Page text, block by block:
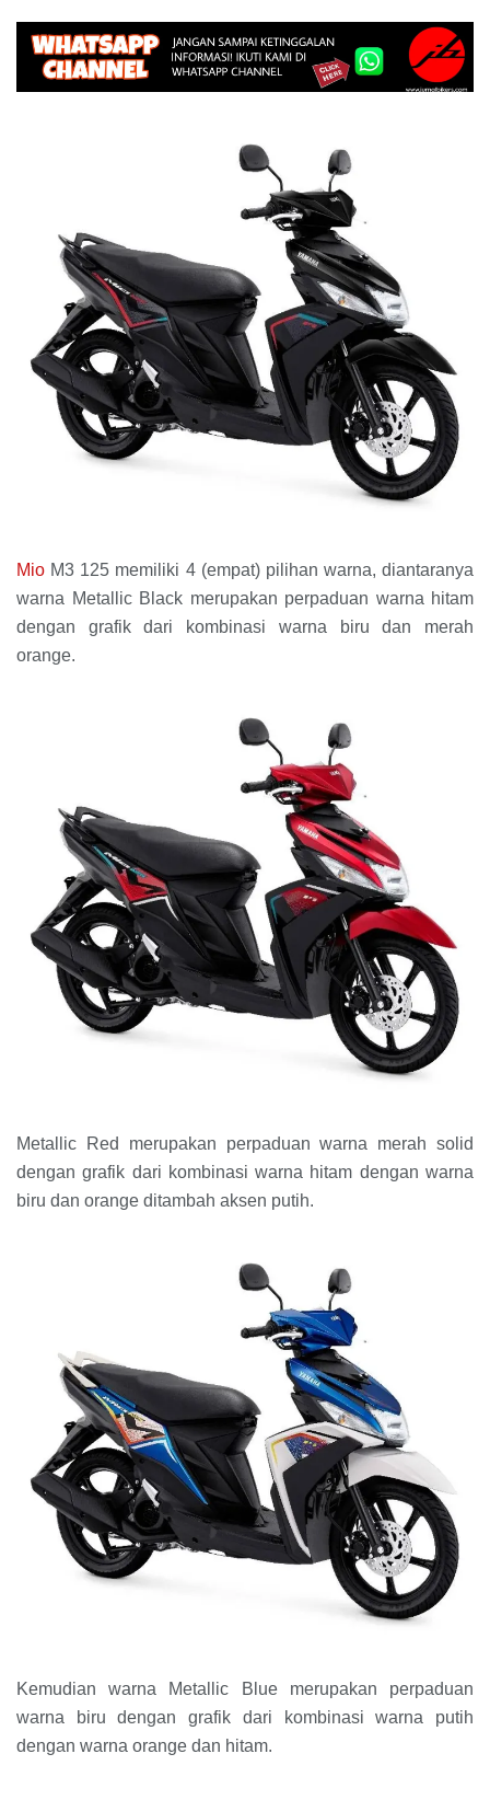
Mio M3 125 memiliki 4 (empat) pilihan warna, diantaranya
warna Metallic Black merupakan perpaduan warna hitam
dengan grafik dari kombinasi warna biru dan merah
orange.
Metallic Red merupakan perpaduan warna merah solid
dengan grafik dari kombinasi warna hitam dengan warna
biru dan orange ditambah aksen putih.
Kemudian warna Metallic Blue merupakan perpaduan
warna biru dengan grafik dari kombinasi warna putih
dengan warna orange dan hitam.